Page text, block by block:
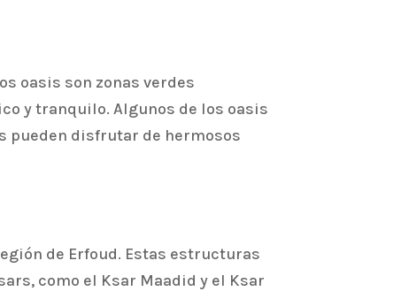
oasis son zonas verdes
y tranquilo. Algunos de los oasis
pueden disfrutar de hermosos
de Erfoud. Estas estructuras
como el Ksar Maadid y el Ksar